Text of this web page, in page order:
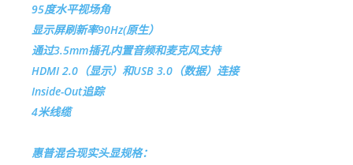
95度水平视场角
显示屏刷新率90Hz(原生）
通过3.5mm插孔内置音频和麦克风支持
HDMI 2.0（显示）和USB 3.0（数据）连接
Inside-Out追踪
4米线缆
惠普混合现实头显规格：